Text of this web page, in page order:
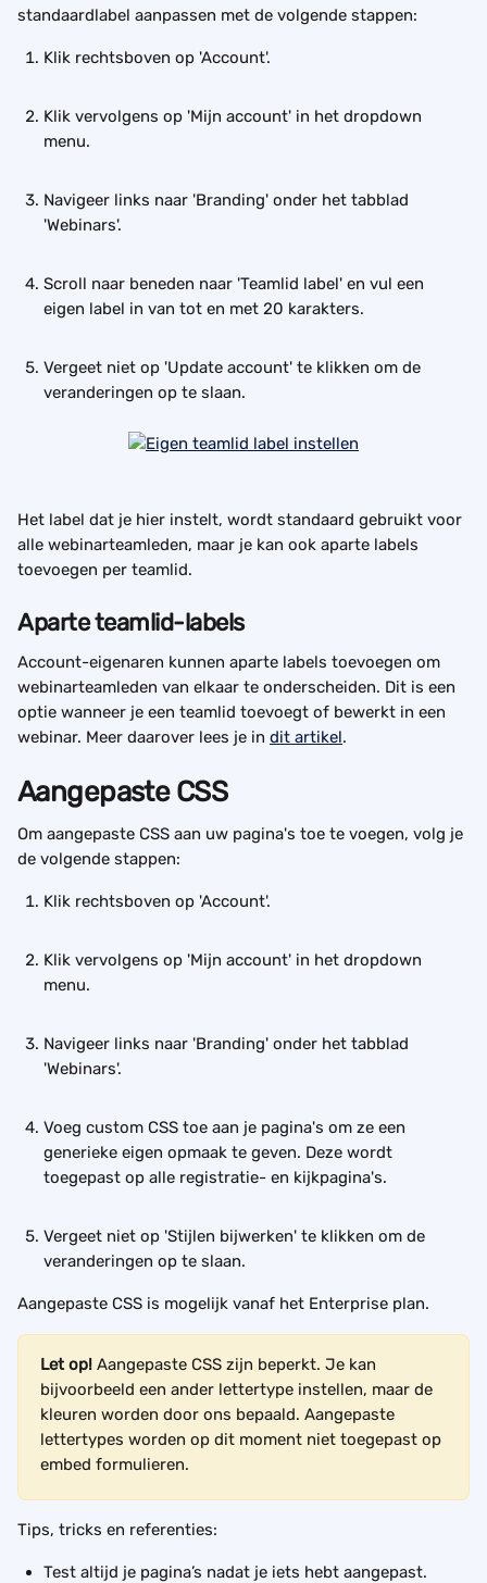
standaardlabel aanpassen met de volgende stappen:
Klik rechtsboven op 'Account'.
Klik vervolgens op 'Mijn account' in het dropdown
menu.
Navigeer links naar 'Branding' onder het tabblad
'Webinars'.
Scroll naar beneden naar 'Teamlid label' en vul een
eigen label in van tot en met 20 karakters.
Vergeet niet op 'Update account' te klikken om de
veranderingen op te slaan.
Het label dat je hier instelt, wordt standaard gebruikt voor
alle webinarteamleden, maar je kan ook aparte labels
toevoegen per teamlid.
Aparte teamlid-labels
Account-eigenaren kunnen aparte labels toevoegen om
webinarteamleden van elkaar te onderscheiden. Dit is een
optie wanneer je een teamlid toevoegt of bewerkt in een
webinar. Meer daarover lees je in dit artikel.
Aangepaste CSS
Om aangepaste CSS aan uw pagina's toe te voegen, volg je
de volgende stappen:
Klik rechtsboven op 'Account'.
Klik vervolgens op 'Mijn account' in het dropdown
menu.
Navigeer links naar 'Branding' onder het tabblad
'Webinars'.
Voeg custom CSS toe aan je pagina's om ze een
generieke eigen opmaak te geven. Deze wordt
toegepast op alle registratie- en kijkpagina's.
Vergeet niet op 'Stijlen bijwerken' te klikken om de
veranderingen op te slaan.
Aangepaste CSS is mogelijk vanaf het Enterprise plan.
Let op! Aangepaste CSS zijn beperkt. Je kan
bijvoorbeeld een ander lettertype instellen, maar de
kleuren worden door ons bepaald. Aangepaste
lettertypes worden op dit moment niet toegepast op
embed formulieren.
Tips, tricks en referenties:
Test altijd je pagina’s nadat je iets hebt aangepast.